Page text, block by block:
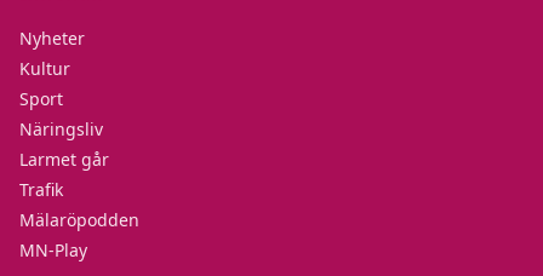
Nyheter
Kultur
Sport
Näringsliv
Larmet går
Trafik
Mälaröpodden
MN-Play